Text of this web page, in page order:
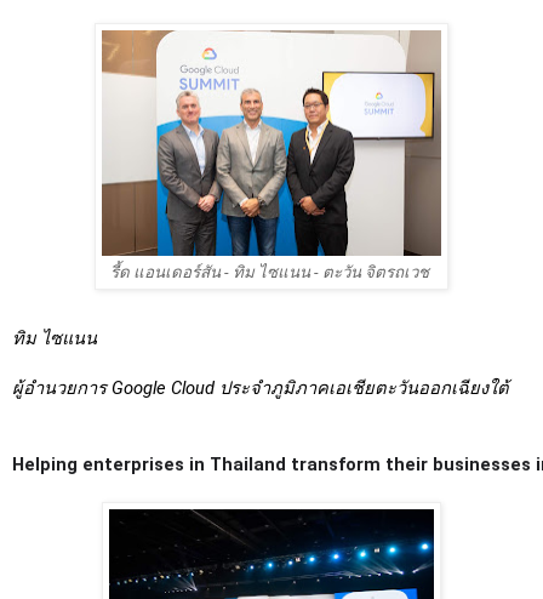
รี้ด แอนเดอร์สัน - ทิม ไซแนน - ตะวัน จิตรถเวช
ทิม ไซแนน
ผู้อำนวยการ Google Cloud ประจำภูมิภาคเอเชียตะวันออกเฉียงใต้
Helping enterprises in Thailand transform their businesses